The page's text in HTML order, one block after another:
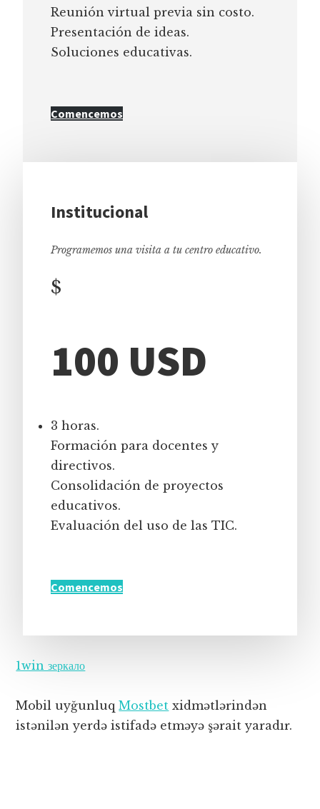
Reunión virtual previa sin costo.
Presentación de ideas.
Soluciones educativas.
Comencemos
Institucional
Programemos una visita a tu centro educativo.
$
100 USD
3 horas.
Formación para docentes y
directivos.
Consolidación de proyectos
educativos.
Evaluación del uso de las TIC.
Comencemos
1win зеркало
Mobil uyğunluqMostbet xidmətlərindən
istənilən yerdə istifadə etməyə şərait yaradır.